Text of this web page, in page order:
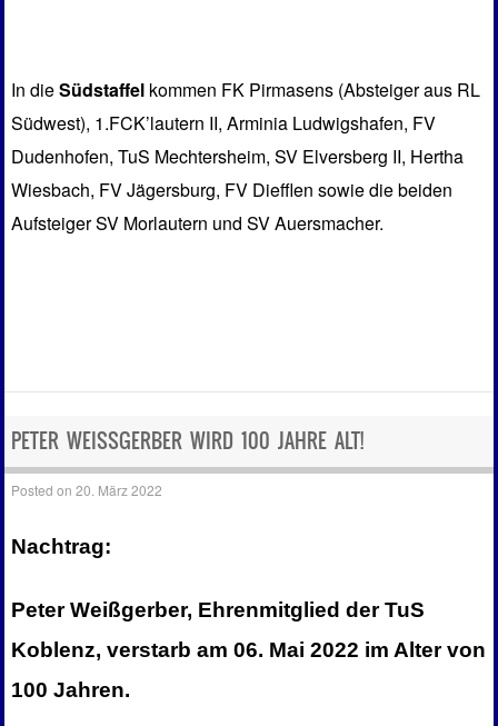
In dieSüdstaffel kommen FK Pirmasens (Absteiger aus RL
Südwest), 1.FCK’lautern II, Arminia Ludwigshafen, FV
Dudenhofen, TuS Mechtersheim, SV Elversberg II, Hertha
Wiesbach, FV Jägersburg, FV Diefflen sowie die beiden
Aufsteiger SV Morlautern und SV Auersmacher.
PETER WEISSGERBER WIRD 100 JAHRE ALT!
Posted on20. März 2022
Nachtrag:
Peter Weißgerber, Ehrenmitglied der TuS
Koblenz, verstarb am 06. Mai 2022 im Alter von
100 Jahren.